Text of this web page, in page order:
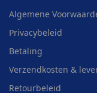
Algemene
Privacybeleid
Betaling
Verzendkosten &
Retourbeleid